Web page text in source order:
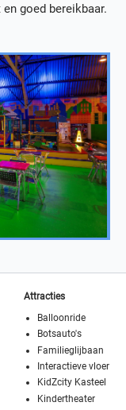
goed bereikbaar.
Attracties
Balloonride
Botsauto's
Familieglijbaan
Interactieve vloer
KidZcity Kasteel
Kindertheater